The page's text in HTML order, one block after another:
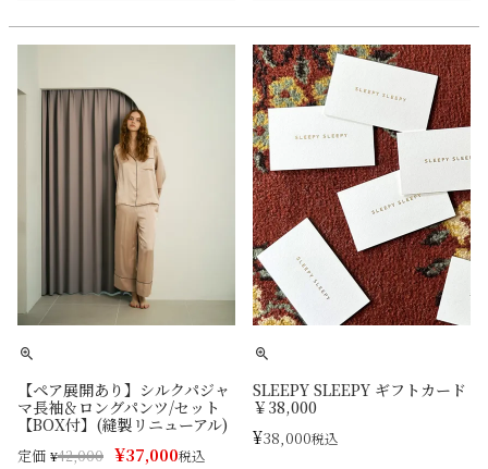
【ペア展開あり】シルクパジャ
マ長袖＆ロングパンツ/セット
【BOX付】(縫製リニューアル)
定価 ¥42,000 ¥37,000税込
SLEEPY SLEEPY ギフトカード
￥38,000
¥38,000税込